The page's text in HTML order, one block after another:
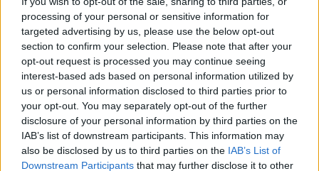
processing of your personal or sensitive information for
targeted advertising by us, please use the below opt-out
section to confirm your selection. Please note that after your
opt-out request is processed you may continue seeing
interest-based ads based on personal information utilized by
us or personal information disclosed to third parties prior to
your opt-out. You may separately opt-out of the further
disclosure of your personal information by third parties on the
IAB’s list of downstream participants. This information may
also be disclosed by us to third parties on the IAB’s List of
Downstream Participants that may further disclose it to other
„rodul” luării de mită și al abuzului în serviciu
*Țeapă colosală luată de Olăroiu în China
comunistă! „Am trăit o mare minciună”. I-au
furat 10 milioane de dolari, deși i-a făcut
campioni
- Advertisement -